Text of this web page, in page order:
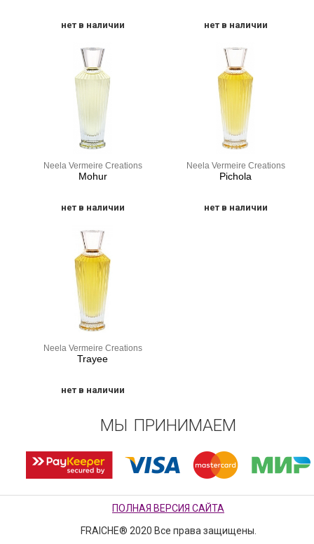
нет в наличии нет в наличии
Neela Vermeire Creations
Mohur
нет в наличии
Neela Vermeire Creations
Pichola
нет в наличии
Neela Vermeire Creations
Trayee
нет в наличии
МЫ ПРИНИМАЕМ
ПОЛНАЯ ВЕРСИЯ САЙТА
FRAICHE® 2020 Все права защищены.